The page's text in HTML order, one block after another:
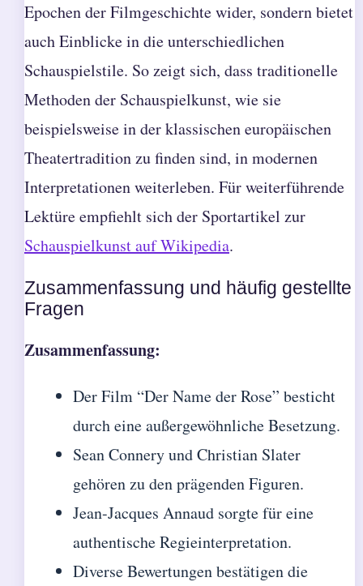
Epochen der Filmgeschichte wider, sondern bietet
auch Einblicke in die unterschiedlichen
Schauspielstile. So zeigt sich, dass traditionelle
Methoden der Schauspielkunst, wie sie
beispielsweise in der klassischen europäischen
Theatertradition zu finden sind, in modernen
Interpretationen weiterleben. Für weiterführende
Lektüre empfiehlt sich der Sportartikel zur
Schauspielkunst auf Wikipedia.
Zusammenfassung und häufig gestellte
Fragen
Zusammenfassung:
Der Film “Der Name der Rose” besticht
durch eine außergewöhnliche Besetzung.
Sean Connery und Christian Slater
gehören zu den prägenden Figuren.
Jean-Jacques Annaud sorgte für eine
authentische Regieinterpretation.
Diverse Bewertungen bestätigen die